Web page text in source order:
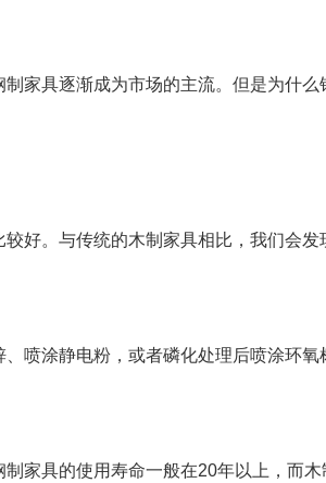
家具逐渐成为市场的主流。但是为什
好。与传统的木制家具相比，我们会
喷涂静电粉，或者磷化处理后喷涂环
家具的使用寿命一般在20年以上，而